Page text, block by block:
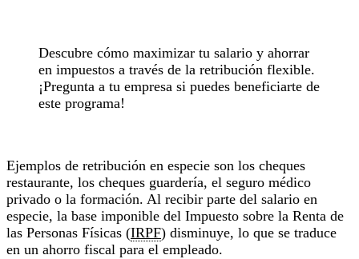
Descubre cómo maximizar tu salario y ahorrar
en impuestos a través de la retribución flexible.
¡Pregunta a tu empresa si puedes beneficiarte de
este programa!
Ejemplos de retribución en especie son los cheques
restaurante, los cheques guardería, el seguro médico
privado o la formación. Al recibir parte del salario en
especie, la base imponible del Impuesto sobre la Renta de
las Personas Físicas (IRPF) disminuye, lo que se traduce
en un ahorro fiscal para el empleado.